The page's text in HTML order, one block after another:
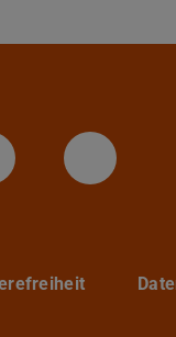
TUder